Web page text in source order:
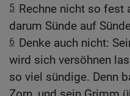
5 Rechne nicht so fest
darum Sünde auf
6 Denke auch nicht:
wird sich versöhnen
so viel sündige. Denn